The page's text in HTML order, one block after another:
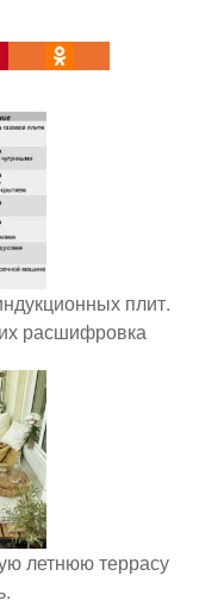
плит.
расшифровка
летнюю террасу